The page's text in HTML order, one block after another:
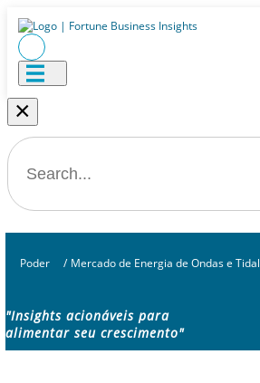
×
Poder / Mercado de Energia de Ondas e Tidal
"Insights acionáveis ​​para
alimentar seu crescimento"